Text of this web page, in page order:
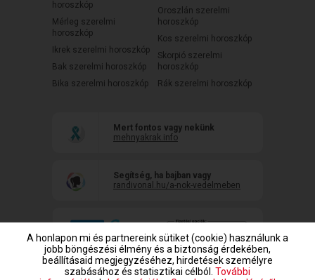
horoszkóp
Mérleg szerelmi
horoszkóp
Ikrek szerelmi horoszkóp
Bak szerelmi horoszkóp
Bika szerelmi horoszkóp
Oroszlán szerelmi
horoszkóp
Kos szerelmi horoszkóp
Skorpió szerelmi
horoszkóp
Rák szerelmi horoszkóp
Mert fontos vagy nekünk
mehnyakrak.info
Segítség, ha bajban vagy
randivonal.hu/a-nok-vedelmeben
A honlapon mi és partnereink sütiket (cookie) használunk a
jobb böngészési élmény és a biztonság érdekében,
beállításaid megjegyzéséhez, hirdetések személyre
szabásához és statisztikai célból. További